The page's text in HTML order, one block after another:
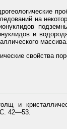
на
и
массива.
свойства
и
42—53.